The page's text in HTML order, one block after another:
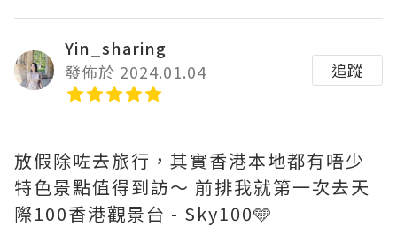
Yin_sharing
發佈於 2024.01.04
追蹤
放假除咗去旅行，其實香港本地都有唔少
特色景點值得到訪～ 前排我就第一次去天
際100香港觀景台 - Sky100🩵